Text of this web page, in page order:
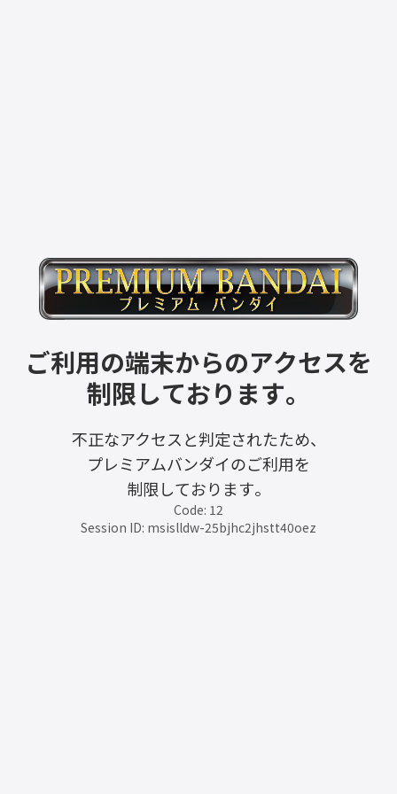
ご利用の端末からのアクセスを
制限しております。
不正なアクセスと判定されたため、
プレミアムバンダイのご利用を
制限しております。
Code: 12
Session ID: msislldw-25bjhc2jhstt40oez